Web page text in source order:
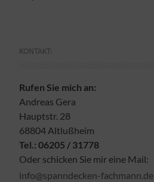
KONTAKT:
Rufen Sie mich an:
Andreas Gera
Hauptstr. 28
68804 Altlußheim
Tel.: 06205 / 31778
Oder schicken Sie mir eine Mail:
info@spanndecken-fachmann.de